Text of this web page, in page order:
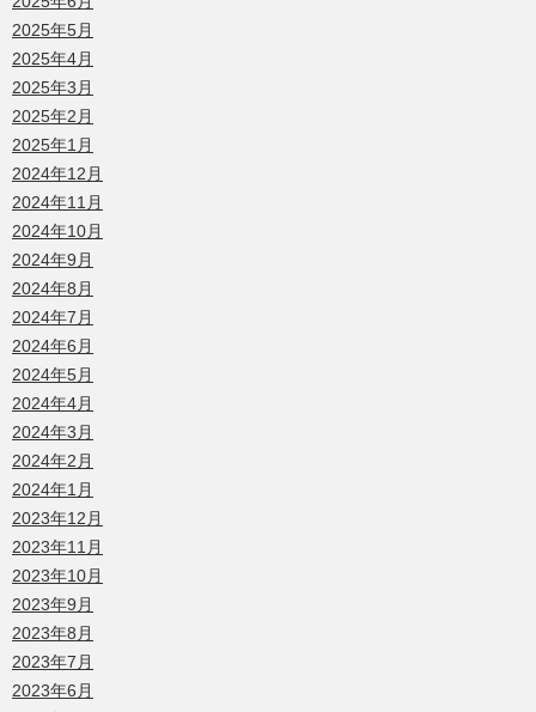
2025年5月
2025年4月
2025年3月
2025年2月
2025年1月
2024年12月
2024年11月
2024年10月
2024年9月
2024年8月
2024年7月
2024年6月
2024年5月
2024年4月
2024年3月
2024年2月
2024年1月
2023年12月
2023年11月
2023年10月
2023年9月
2023年8月
2023年7月
2023年6月